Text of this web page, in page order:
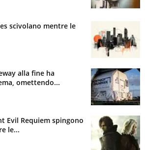
scivolano mentre le
alla fine ha
omettendo...
Evil Requiem spingono
le...